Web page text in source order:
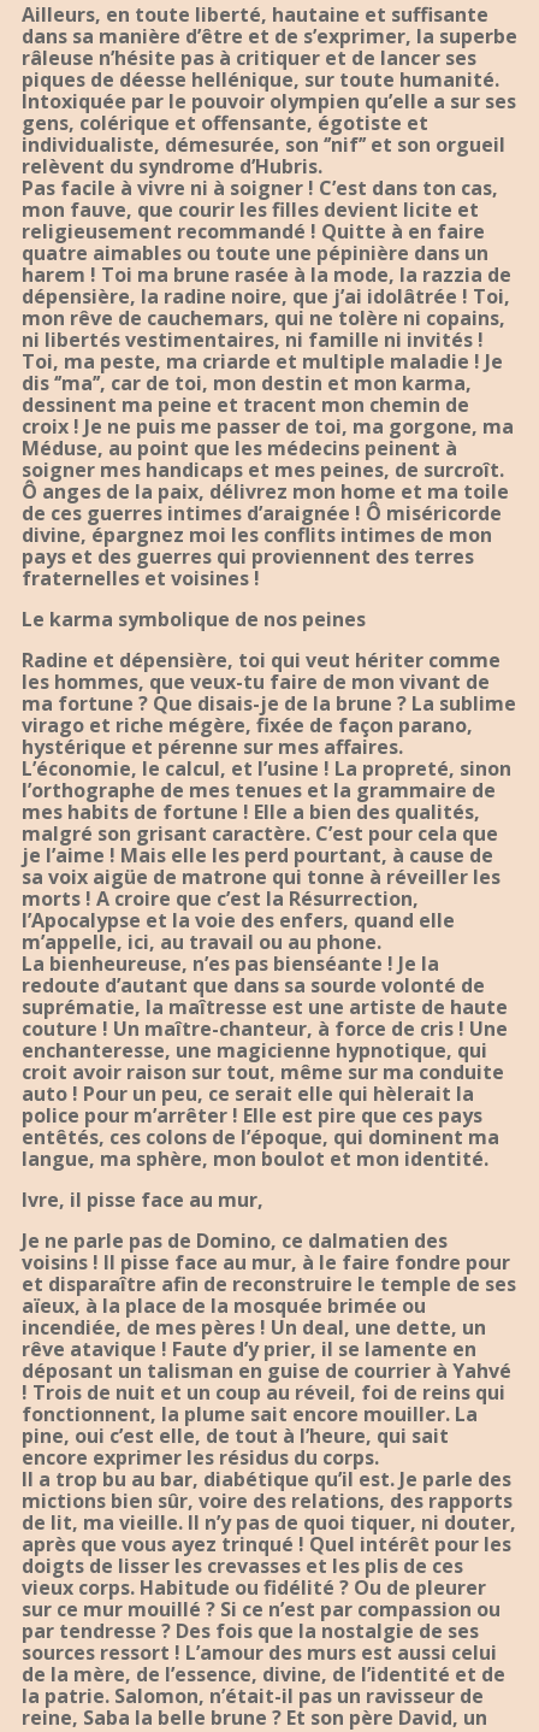
Ailleurs, en toute liberté, hautaine et suffisante
dans sa manière d’être et de s’exprimer, la superbe
râleuse n’hésite pas à critiquer et de lancer ses
piques de déesse hellénique, sur toute humanité.
Intoxiquée par le pouvoir olympien qu’elle a sur ses
gens, colérique et offensante, égotiste et
individualiste, démesurée, son ‘’nif’’ et son orgueil
relèvent du syndrome d’Hubris.
Pas facile à vivre ni à soigner ! C’est dans ton cas,
mon fauve, que courir les filles devient licite et
religieusement recommandé ! Quitte à en faire
quatre aimables ou toute une pépinière dans un
harem ! Toi ma brune rasée à la mode, la razzia de
dépensière, la radine noire, que j’ai idolâtrée ! Toi,
mon rêve de cauchemars, qui ne tolère ni copains,
ni libertés vestimentaires, ni famille ni invités !
Toi, ma peste, ma criarde et multiple maladie ! Je
dis ‘’ma’’, car de toi, mon destin et mon karma,
dessinent ma peine et tracent mon chemin de
croix ! Je ne puis me passer de toi, ma gorgone, ma
Méduse, au point que les médecins peinent à
soigner mes handicaps et mes peines, de surcroît.
Ô anges de la paix, délivrez mon home et ma toile
de ces guerres intimes d’araignée ! Ô miséricorde
divine, épargnez moi les conflits intimes de mon
pays et des guerres qui proviennent des terres
fraternelles et voisines !
Le karma symbolique de nos peines
Radine et dépensière, toi qui veut hériter comme
les hommes, que veux-tu faire de mon vivant de
ma fortune ? Que disais-je de la brune ? La sublime
virago et riche mégère, fixée de façon parano,
hystérique et pérenne sur mes affaires.
L’économie, le calcul, et l’usine ! La propreté, sinon
l’orthographe de mes tenues et la grammaire de
mes habits de fortune ! Elle a bien des qualités,
malgré son grisant caractère. C’est pour cela que
je l’aime ! Mais elle les perd pourtant, à cause de
sa voix aigüe de matrone qui tonne à réveiller les
morts ! A croire que c’est la Résurrection,
l’Apocalypse et la voie des enfers, quand elle
m’appelle, ici, au travail ou au phone.
La bienheureuse, n’es pas bienséante ! Je la
redoute d’autant que dans sa sourde volonté de
suprématie, la maîtresse est une artiste de haute
couture ! Un maître-chanteur, à force de cris ! Une
enchanteresse, une magicienne hypnotique, qui
croit avoir raison sur tout, même sur ma conduite
auto ! Pour un peu, ce serait elle qui hèlerait la
police pour m’arrêter ! Elle est pire que ces pays
entêtés, ces colons de l’époque, qui dominent ma
langue, ma sphère, mon boulot et mon identité.
Ivre, il pisse face au mur,
Je ne parle pas de Domino, ce dalmatien des
voisins ! Il pisse face au mur, à le faire fondre pour
et disparaître afin de reconstruire le temple de ses
aïeux, à la place de la mosquée brimée ou
incendiée, de mes pères ! Un deal, une dette, un
rêve atavique ! Faute d’y prier, il se lamente en
déposant un talisman en guise de courrier à Yahvé
! Trois de nuit et un coup au réveil, foi de reins qui
fonctionnent, la plume sait encore mouiller. La
pine, oui c’est elle, de tout à l’heure, qui sait
encore exprimer les résidus du corps.
Il a trop bu au bar, diabétique qu’il est. Je parle des
mictions bien sûr, voire des relations, des rapports
de lit, ma vieille. Il n’y pas de quoi tiquer, ni douter,
après que vous ayez trinqué ! Quel intérêt pour les
doigts de lisser les crevasses et les plis de ces
vieux corps. Habitude ou fidélité ? Ou de pleurer
sur ce mur mouillé ? Si ce n’est par compassion ou
par tendresse ? Des fois que la nostalgie de ses
sources ressort ! L’amour des murs est aussi celui
de la mère, de l’essence, divine, de l’identité et de
la patrie. Salomon, n’était-il pas un ravisseur de
reine, Saba la belle brune ? Et son père David, un